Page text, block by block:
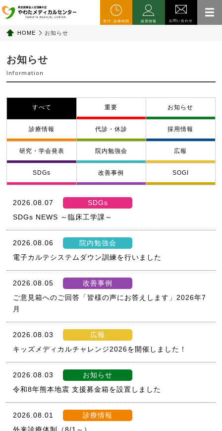
受付･診療時間 採用情報 お問い合わせ
HOME お知らせ
お知らせ
Information
すべて 重要 お知らせ
診療情報 代診・休診 採用情報
研究・学会発表 院内勉強会 広報
SDGs 改善事例 SOGI
2026.08.07
SDGs
SDGs NEWS ～臨床工学課～
2026.08.06
院内勉強会
電子カルテシステムダウン訓練を行いました
2026.08.05
改善事例
ご意見箱へのご回答「皆様の声にお答えします」2026年7
月
2026.08.03
広報
キッズメディカルチャレンジ2026を開催しました！
2026.08.03
お知らせ
令和8年熊本地震 支援募金箱を設置しました
2026.08.01
診療情報